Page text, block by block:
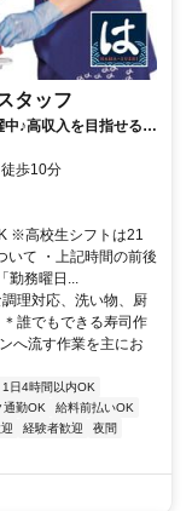
タッフ
♪高収入を目指せる環
歩10分
※高校生シフトは21
いて ・上記時間の前後
勤務曜日...
理対応、洗い物、厨
誰でもできる寿司作
へ流す作業を主にお
1日4時間以内OK
通勤OK
給料前払いOK
経験者歓迎
夜間